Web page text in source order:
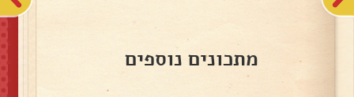
מתכונים נוספים